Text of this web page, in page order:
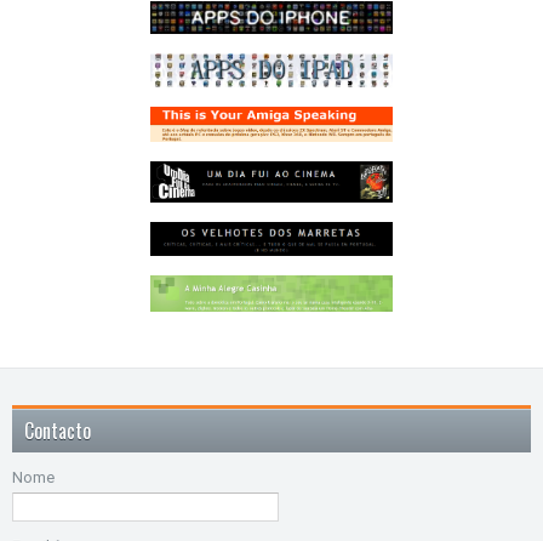
Contacto
Nome